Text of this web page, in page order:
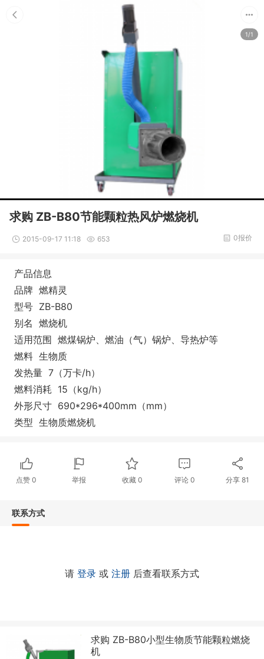
1/1
求购 ZB-B80节能颗粒热风炉燃烧机
2015-09-17 11:18 653 0报价
产品信息
品牌 燃精灵
型号 ZB-B80
别名 燃烧机
适用范围 燃煤锅炉、燃油（气）锅炉、导热炉等
燃料 生物质
发热量 7（万卡/h）
燃料消耗 15（kg/h）
外形尺寸 690*296*400mm（mm）
类型 生物质燃烧机
点赞0 举报 收藏 0 评论0 分享81
联系方式
请 登录 或 注册 后查看联系方式
求购 ZB-B80小型生物质节能颗粒燃烧
机